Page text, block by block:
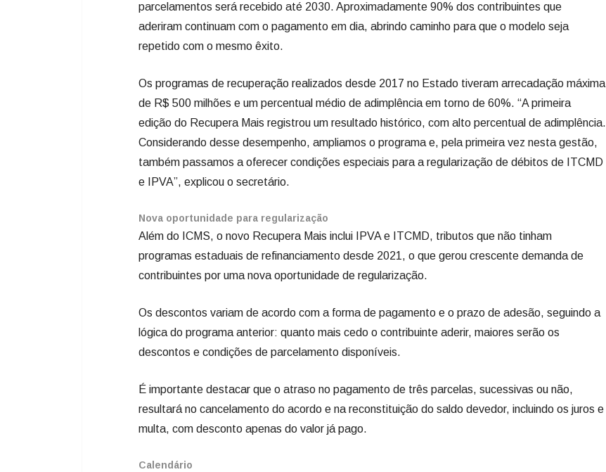
parcelamentos será recebido até 2030. Aproximadamente 90% dos contribuintes que
aderiram continuam com o pagamento em dia, abrindo caminho para que o modelo seja
repetido com o mesmo êxito.
Os programas de recuperação realizados desde 2017 no Estado tiveram arrecadação máxima
de R$ 500 milhões e um percentual médio de adimplência em torno de 60%. “A primeira
edição do Recupera Mais registrou um resultado histórico, com alto percentual de adimplência.
Considerando desse desempenho, ampliamos o programa e, pela primeira vez nesta gestão,
também passamos a oferecer condições especiais para a regularização de débitos de ITCMD
e IPVA”, explicou o secretário.
Nova oportunidade para regularização
Além do ICMS, o novo Recupera Mais inclui IPVA e ITCMD, tributos que não tinham
programas estaduais de refinanciamento desde 2021, o que gerou crescente demanda de
contribuintes por uma nova oportunidade de regularização.
Os descontos variam de acordo com a forma de pagamento e o prazo de adesão, seguindo a
lógica do programa anterior: quanto mais cedo o contribuinte aderir, maiores serão os
descontos e condições de parcelamento disponíveis.
É importante destacar que o atraso no pagamento de três parcelas, sucessivas ou não,
resultará no cancelamento do acordo e na reconstituição do saldo devedor, incluindo os juros e
multa, com desconto apenas do valor já pago.
Calendário